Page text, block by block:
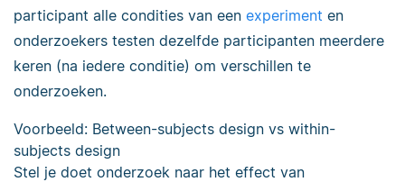
participant alle condities van een experiment en
onderzoekers testen dezelfde participanten meerdere
keren (na iedere conditie) om verschillen te
onderzoeken.
Voorbeeld: Between-subjects design vs within-
subjects design
Stel je doet onderzoek naar het effect van